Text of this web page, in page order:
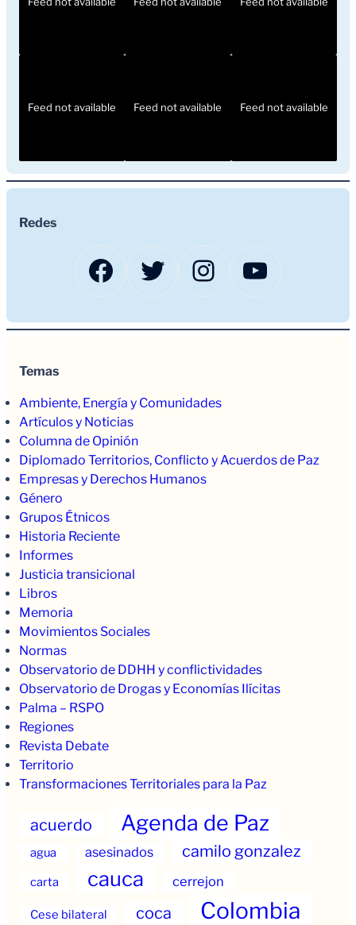
Feed not available Feed not available Feed not available
Redes
Facebook
TwitterInstagram
Temas
Ambiente, Energía y Comunidades
Artículos y Noticias
Columna de Opinión
Diplomado Territorios, Conflicto y Acuerdos de Paz
Empresas y Derechos Humanos
Género
Grupos Étnicos
Historia Reciente
Informes
Justicia transicional
Libros
Memoria
Movimientos Sociales
Normas
Observatorio de DDHH y conflictividades
Observatorio de Drogas y Economías Ilícitas
Palma – RSPO
Regiones
Revista Debate
Territorio
Transformaciones Territoriales para la Paz
acuerdo Agenda de Paz
agua asesinados camilo gonzalez
carta cauca cerrejon
Cese bilateral coca Colombia